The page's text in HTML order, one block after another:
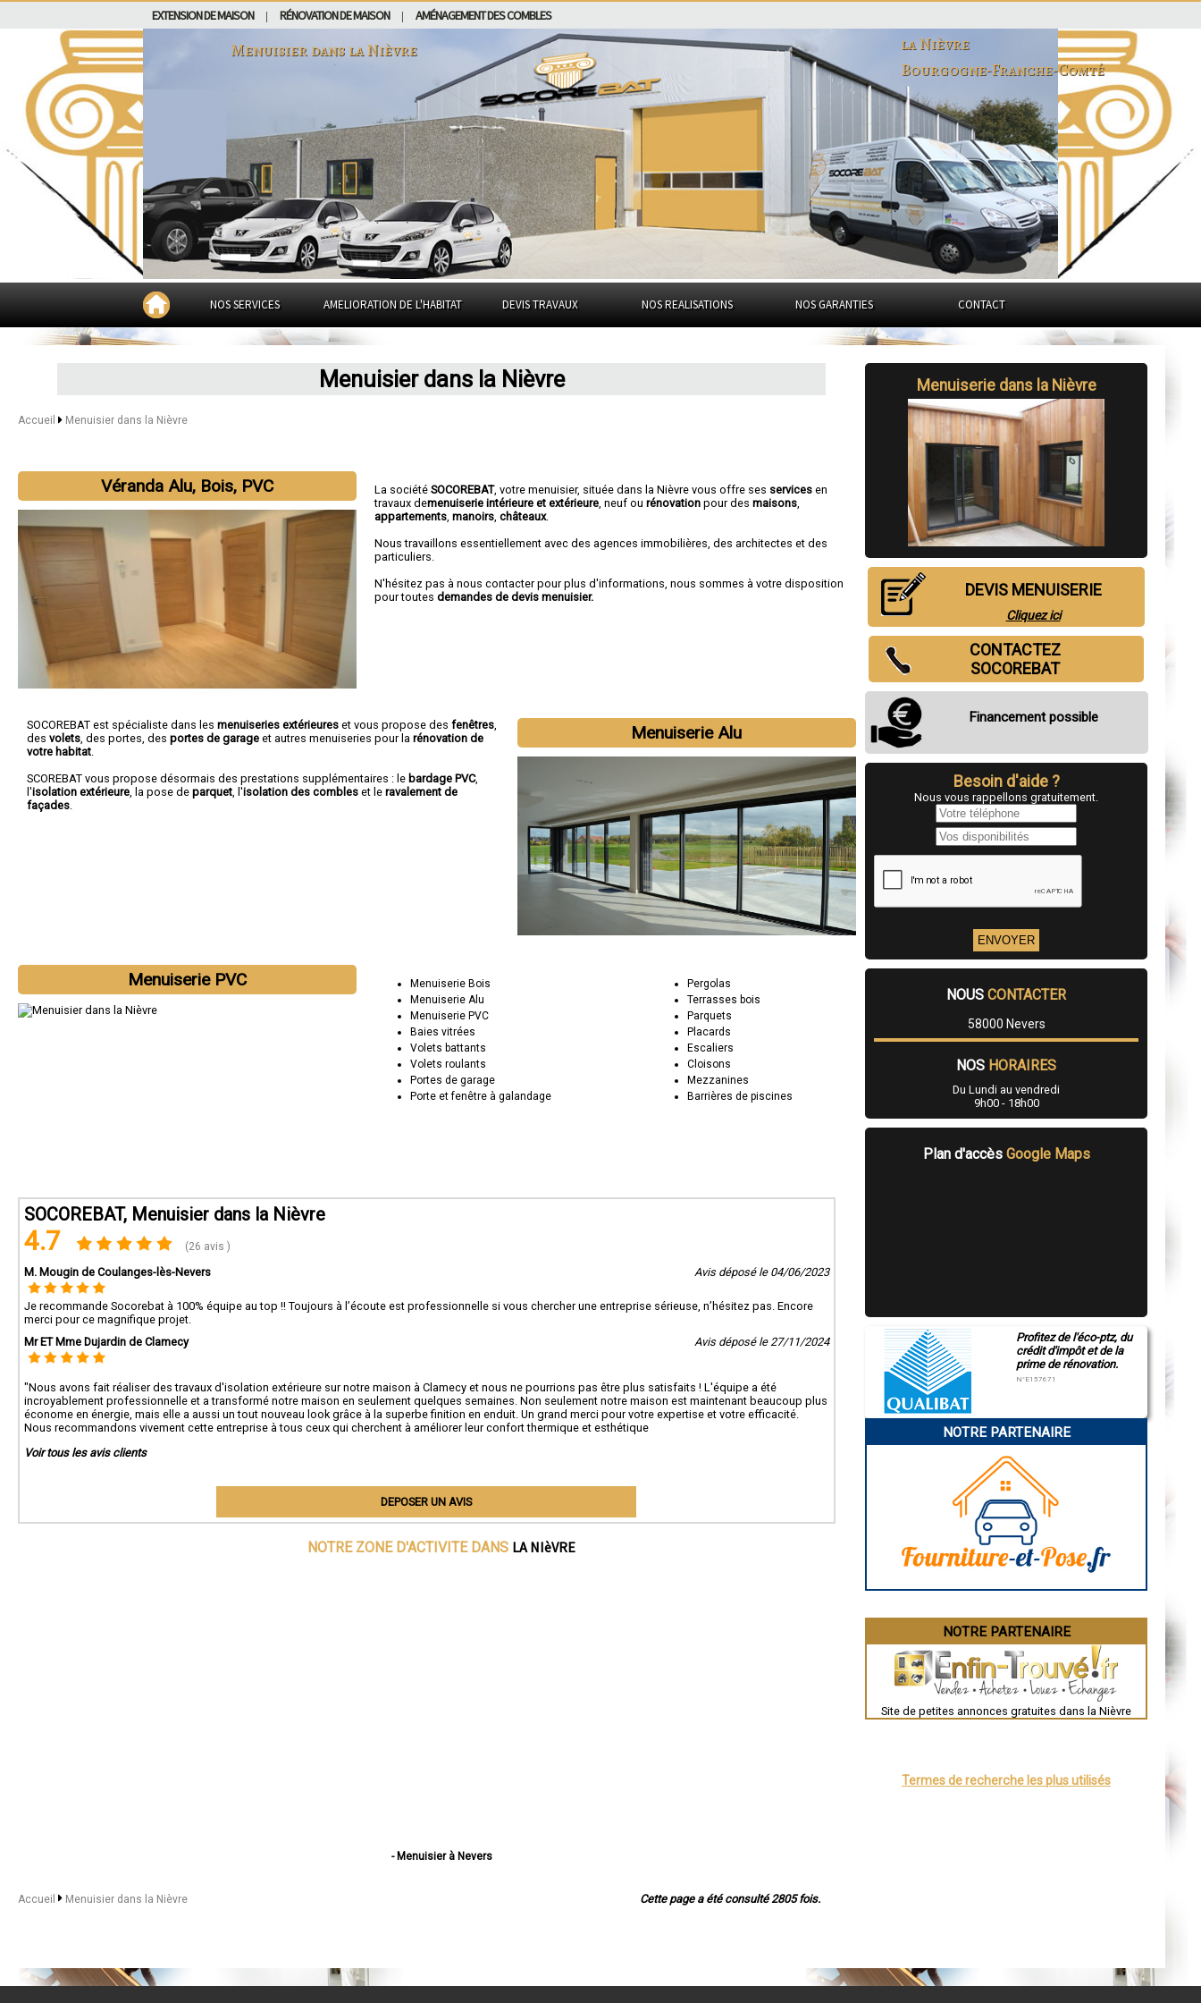
EXTENSION DE MAISON RÉNOVATION DE MAISON AMÉNAGEMENT DES COMBLES
Menuisier dans la Nièvre
la Nièvre
Bourgogne-Franche-Comté
NOS SERVICES AMELIORATION DE L'HABITAT DEVIS TRAVAUX NOS REALISATIONS NOS GARANTIES CONTACT
Menuisier dans la Nièvre
Accueil Menuisier dans la Nièvre
Véranda Alu, Bois, PVC La sociétéSOCOREBAT, votre menuisier, située dans la Nièvre vous offre ses services en
travaux demenuiserie intérieure et extérieure , neuf ourénovation pour desmaisons
appartements ,manoirs ,châteaux.
Nous travaillons essentiellement avec des agences immobilières, des architectes et des
particuliers.
N'hésitez pas à nous contacter pour plus d'informations, nous sommes à votre disposition
pour toutesdemandes de devis menuisier.
Menuiserie Alu
SOCOREBAT est spécialiste dans les menuiseries extérieures et vous propose des fenêtres,
des volets, des portes, des portes de garage et autres menuiseries pour la rénovation de
votre habitat.
SCOREBAT vous propose désormais des prestations supplémentaires : le bardage PVC,
l'isolation extérieure, la pose de parquet, l'isolation des combles et le ravalement de
façades.
Menuiserie PVC
Menuiserie Bois
Menuiserie Alu
Menuiserie PVC
Baies vitrées
Volets battants
Volets roulants
Portes de garage
Porte et fenêtre à galandage
Pergolas
Terrasses bois
Parquets
Placards
Escaliers
Cloisons
Mezzanines
Barrières de piscines
SOCOREBAT, Menuisier dans la Nièvre
4.7 (26 avis )
M. Mougin de Coulanges-lès-Nevers Avis déposé le 04/06/2023
Je recommande Socorebat à 100% équipe au top !! Toujours à l’écoute est professionnelle si vous chercher une entreprise sérieuse, n’hésitez pas. Encore
merci pour ce magnifique projet.
Mr ET Mme Dujardin de Clamecy
Avis déposé le 27/11/2024
"Nous avons fait réaliser des travaux d'isolation extérieure sur notre maison à Clamecy et nous ne pourrions pas être plus satisfaits ! L'équipe a été
incroyablement professionnelle et a transformé notre maison en seulement quelques semaines. Non seulement notre maison est maintenant beaucoup plus
économe en énergie, mais elle a aussi un tout nouveau look grâce à la superbe finition en enduit. Un grand merci pour votre expertise et votre efficacité.
Nous recommandons vivement cette entreprise à tous ceux qui cherchent à améliorer leur confort thermique et esthétique
Voir tous les avis clients
DEPOSER UN AVIS
NOTRE ZONE D'ACTIVITE DANS LA NIèVRE
- Menuisier à Nevers
- Menuisier à Garchizy
Cette page a été consulté 2805 fois.
Accueil Menuisier dans la Nièvre
Menuiserie dans la Nièvre
DEVIS MENUISERIE
Cliquez ici
CONTACTEZ
SOCOREBAT
Financement possible
Besoin d'aide ?
Nous vous rappellons gratuitement.
NOUS CONTACTER
58000 Nevers
NOS HORAIRES
Du Lundi au vendredi
9h00 - 18h00
Plan d'accès Google Maps
Profitez de l'éco-ptz, du
crédit d'impôt et de la
prime de rénovation.
N°E157671
NOTRE PARTENAIRE
NOTRE PARTENAIRE
Site de petites annonces gratuites dans la Nièvre
Termes de recherche les plus utilisés